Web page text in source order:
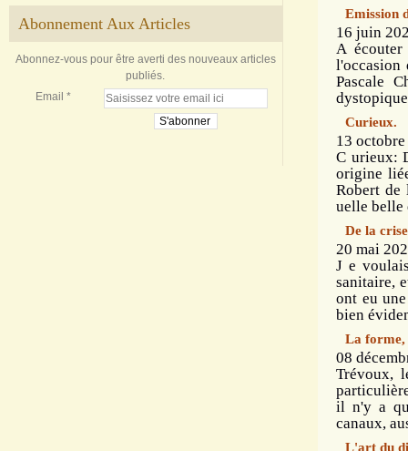
Abonnement Aux Articles
Abonnez-vous pour être averti des nouveaux articles
publiés.
Email
Emission
16 juin
A
Pascale
Curieux.
13
C urieux:
origine
Robert de
uelle
De la
20 mai
J e
sanitaire,
ont eu
bien
La forme,
08
Trévoux,
il n'y a
canaux,
L'art du